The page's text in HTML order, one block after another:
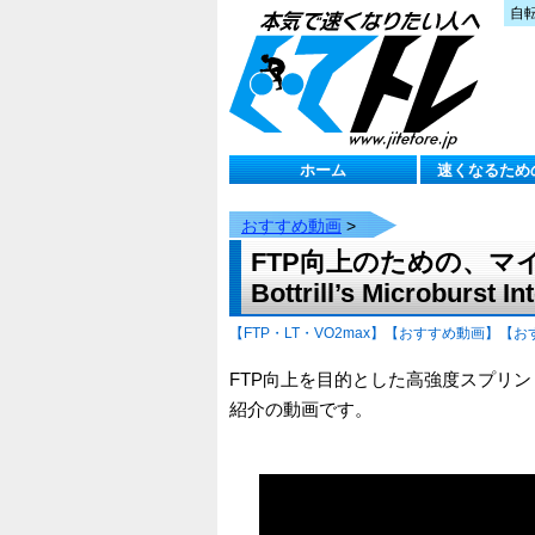
自
ホーム 速くなるため
おすすめ動画 >
FTP向上のための、
Bottrill’s Microburst
【FTP・LT・VO2max】 【おすすめ動画】 【
FTP向上を目的とした高強度スプリ
紹介の動画です。